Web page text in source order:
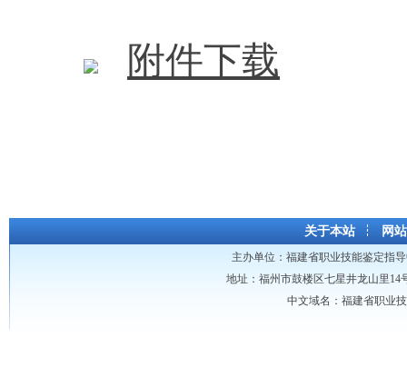
附件下载
关于本站 网
主办单位： 福建省职业技能鉴定指
地址：福州市鼓楼区七星井龙山里14
中文域名：福建省职业